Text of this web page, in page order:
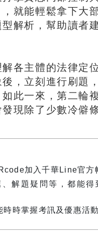
就能輕鬆拿下大
解析，幫助讀者
各主體的法律定
，立刻進行刷題
此一來，第二輪
現除了少數冷僻
加入千華Line官方
解題疑問等，都能得
時掌握考訊及優惠活動